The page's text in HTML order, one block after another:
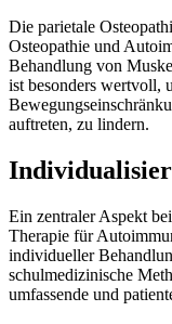
Die parietale
Osteopathie und
Behandlung von
ist besonders wertvoll,
auftreten, zu lindern.
Ein zentraler Aspekt
Therapie für
individueller
schulmedizinische
umfassende und